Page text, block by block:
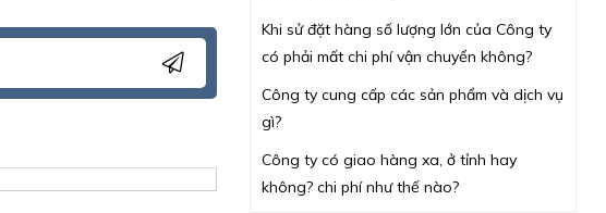
Khi sử đặt hàng số lượng lớn của Công ty
có phải mất chi phí vận chuyển không?
Công ty cung cấp các sản phẩm và dịch vụ
gì?
Công ty có giao hàng xa, ở tỉnh hay
không? chi phí như thế nào?